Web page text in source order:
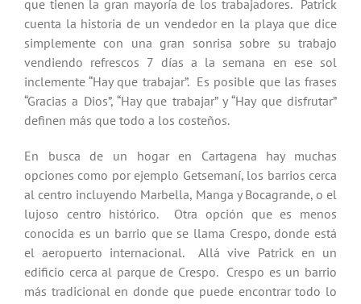
que tienen la gran mayoría de los trabajadores. Patrick
cuenta la historia de un vendedor en la playa que dice
simplemente con una gran sonrisa sobre su trabajo
vendiendo refrescos 7 días a la semana en ese sol
inclemente “Hay que trabajar”. Es posible que las frases
“Gracias a Dios”, “Hay que trabajar” y “Hay que disfrutar”
definen más que todo a los costeños.
En busca de un hogar en Cartagena hay muchas
opciones como por ejemplo Getsemaní, los barrios cerca
al centro incluyendo Marbella, Manga y Bocagrande, o el
lujoso centro histórico. Otra opción que es menos
conocida es un barrio que se llama Crespo, donde está
el aeropuerto internacional. Allá vive Patrick en un
edificio cerca al parque de Crespo. Crespo es un barrio
más tradicional en donde que puede encontrar todo lo